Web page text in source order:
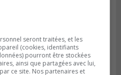
seront traitées, et les
(cookies, identifiants
pourront être stockées
ainsi que partagées avec lui,
ce site. Nos partenaires et